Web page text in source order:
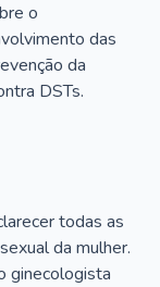
o
das
da
DSTs.
todas as
da mulher.
ginecologista